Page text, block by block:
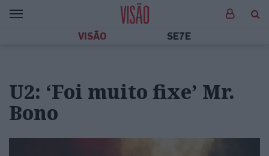
VISÃO SE7E
U2: ‘Foi muito fixe’ Mr.
Bono